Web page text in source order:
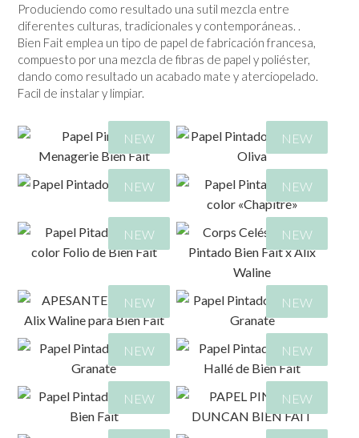
Produciendo como resultado una sutil mezcla entre
diferentes culturas, tradicionales y contemporáneas. .
Bien Fait emplea un tipo de papel de fabricación francesa,
compuesto por una mezcla de fibras de papel y poliéster,
dando como resultado un acabado mate y aterciopelado.
Facil de instalar y limpiar.
NEW NEW
459,00€
689,00€
NEW
459,00€
689,00€
NEW
459,00€
689,00€
NEW
459,00€
689,00€
NEW
310,00€
789,00€
NEW NEW
NEW NEW
NEW NEW